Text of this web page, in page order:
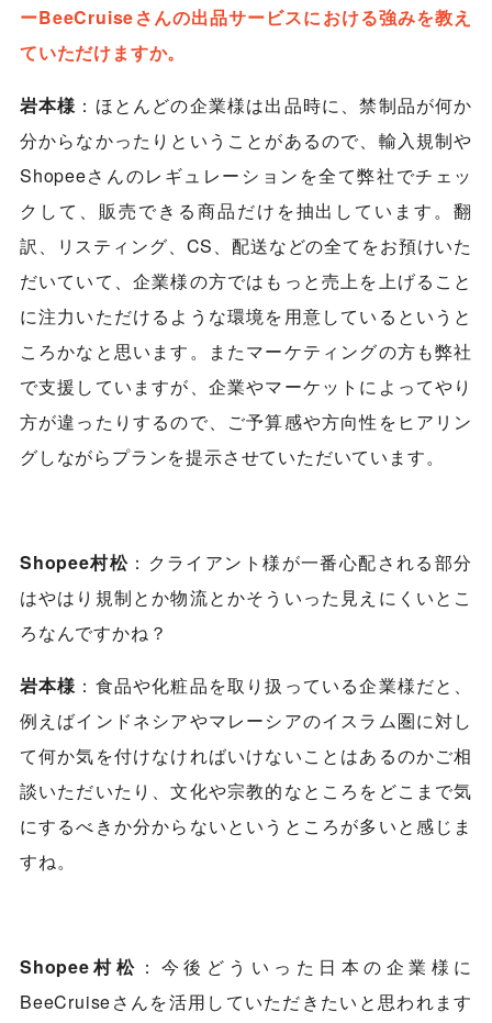
ーBeeCruiseさんの出品サービスにおける強みを教え
ていただけますか。
岩本様 ：ほとんどの企業様は出品時に、禁制品が何か
分からなかったりということがあるので、輸入規制や
Shopeeさんのレギュレーションを全て弊社でチェッ
クして、販売できる商品だけを抽出しています。翻
訳、リスティング、CS、配送などの全てをお預けいた
だいていて、企業様の方ではもっと売上を上げること
に注力いただけるような環境を用意しているというと
ころかなと思います。またマーケティングの方も弊社
で支援していますが、企業やマーケットによってやり
方が違っ たりするので、ご予算感や方向性をヒアリン
グしながらプランを提示させていただいています。
Shopee村松 ：クライアント様が一番心配される部分
はやはり規制とか物流とかそういった見えにくいとこ
ろなんですかね？
岩本様 ：食品や化粧品を取り扱っている企業様だと、
例えばインドネシアやマレーシアのイスラム圏に対し
て何か気を付けなければいけないことはあるのかご相
談いただいたり、文化や宗教的なところをどこまで気
にするべきか分からないというところが多いと感じま
すね。
Shopee村松 ：今後どういった日本の企業様に
BeeCruiseさんを活用していただきたいと思われます